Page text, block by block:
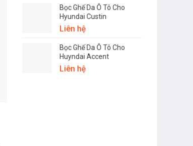
Bọc Ghế Da Ô Tô Cho
Hyundai Custin
Liên hệ
Bọc Ghế Da Ô Tô Cho
Huyndai Accent
Liên hệ